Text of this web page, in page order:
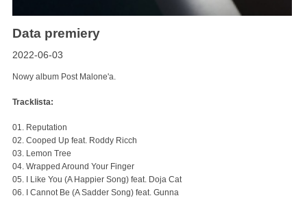
Data premiery
2022-06-03
Nowy album Post Malone'a.
Tracklista:
01. Reputation
02. Cooped Up feat. Roddy Ricch
03. Lemon Tree
04. Wrapped Around Your Finger
05. I Like You (A Happier Song) feat. Doja Cat
06. I Cannot Be (A Sadder Song) feat. Gunna